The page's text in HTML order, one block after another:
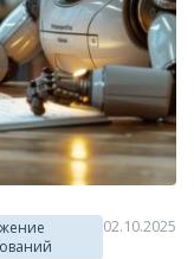
02.10.2025